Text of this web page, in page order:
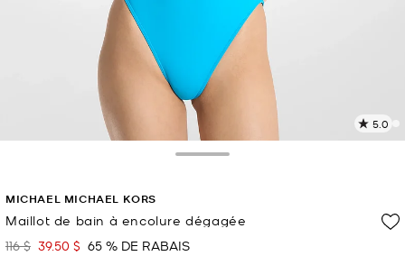
5.0
1
MICHAEL MICHAEL KORS
Maillot de bain à encolure dégagée
était
116 $ maintenant
39.50 $ 65 % DE RABAIS